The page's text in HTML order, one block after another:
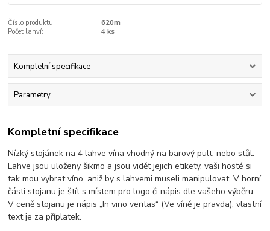
Číslo produktu:
620m
Počet lahví:
4 ks
Kompletní specifikace
Parametry
Kompletní specifikace
Nízký stojánek na 4 lahve vína vhodný na barový pult, nebo stůl.
Lahve jsou uloženy šikmo a jsou vidět jejich etikety, vaši hosté si
tak mou vybrat víno, aniž by s lahvemi museli manipulovat. V horní
části stojanu je štít s místem pro logo či nápis dle vašeho výběru.
V ceně stojanu je nápis „In vino veritas“ (Ve víně je pravda), vlastní
text je za příplatek.